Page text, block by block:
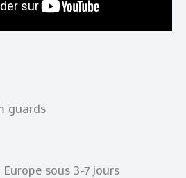
guards
sous 3-7 jours